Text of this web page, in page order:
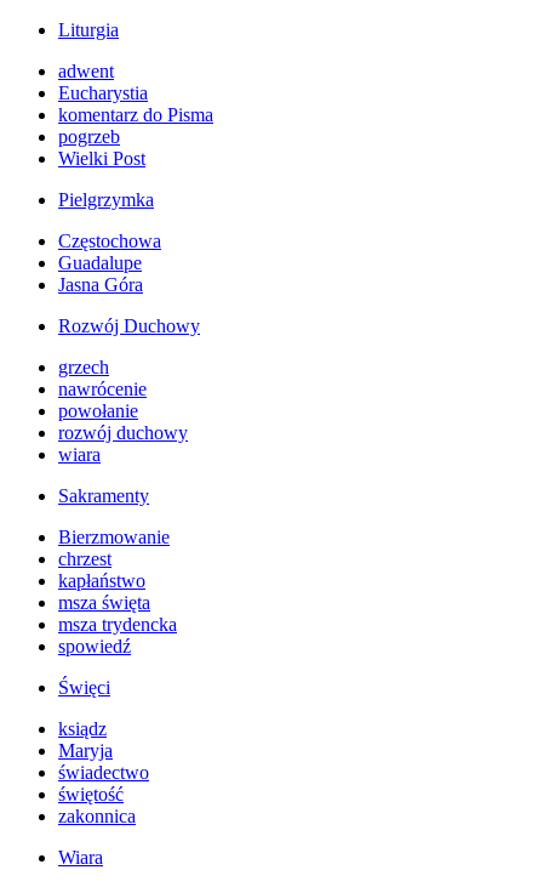
Liturgia
adwent
Eucharystia
komentarz do Pisma
pogrzeb
Wielki Post
Pielgrzymka
Częstochowa
Guadalupe
Jasna Góra
Rozwój Duchowy
grzech
nawrócenie
powołanie
rozwój duchowy
wiara
Sakramenty
Bierzmowanie
chrzest
kapłaństwo
msza święta
msza trydencka
spowiedź
Święci
ksiądz
Maryja
świadectwo
świętość
zakonnica
Wiara